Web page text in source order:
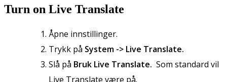
Turn on Live Translate
Åpne innstillinger.
Trykk på System -> Live Translate.
Slå på Bruk Live Translate. Som standard vil
Live Translate være på.